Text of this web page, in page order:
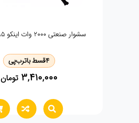
دریل چکشی دیمردار فورد fp7-0042
4قسط باترب‌پی
6,540,000 تومان